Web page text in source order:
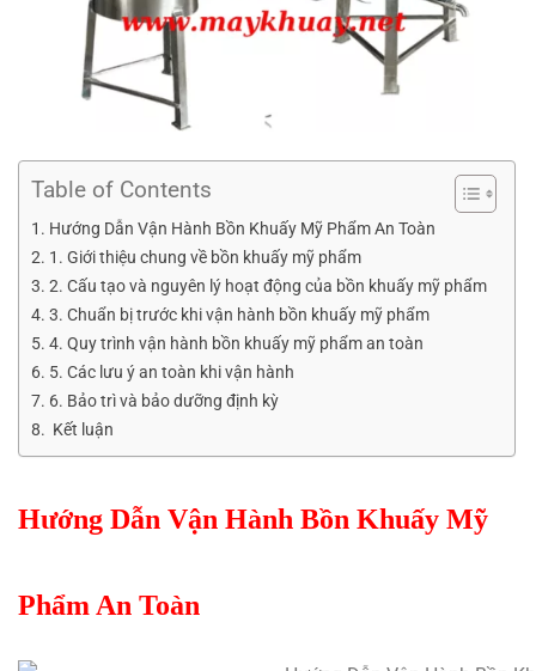
Table of Contents
Hướng Dẫn Vận Hành Bồn Khuấy Mỹ Phẩm An Toàn
1. Giới thiệu chung về bồn khuấy mỹ phẩm
2. Cấu tạo và nguyên lý hoạt động của bồn khuấy mỹ phẩm
3. Chuẩn bị trước khi vận hành bồn khuấy mỹ phẩm
4. Quy trình vận hành bồn khuấy mỹ phẩm an toàn
5. Các lưu ý an toàn khi vận hành
6. Bảo trì và bảo dưỡng định kỳ
Kết luận
Hướng Dẫn Vận Hành Bồn Khuấy Mỹ
Phẩm An Toàn